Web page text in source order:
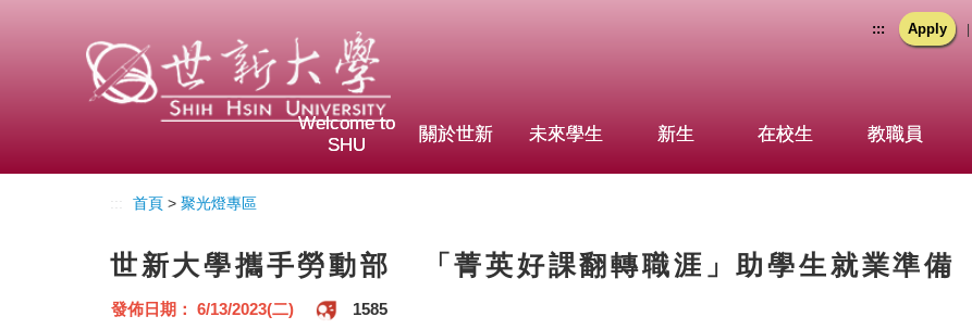
::: Apply
Welcome to
SHU
關於世新 未來學生 新生 在校生 教職員
首頁> 聚光燈專區
世新大學攜手勞動部 「菁英好課翻轉職涯」助學生就業準備
發佈日期： 6/13/2023(二) 1585